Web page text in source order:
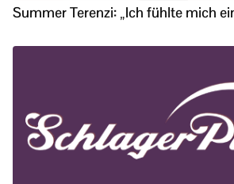
Summer Terenzi: „Ich fühlte mich